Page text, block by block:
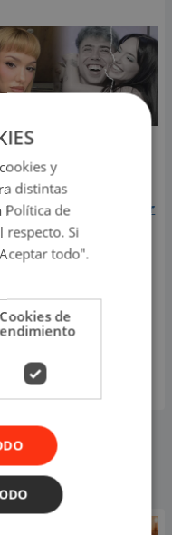
expone la
verdad de su
con Luck Ra:
que me iba a pedir
sorprendió al
que el viaje más
en una
despedida.
y
distintas
Política de
respecto. Si
todo".
Cookies de